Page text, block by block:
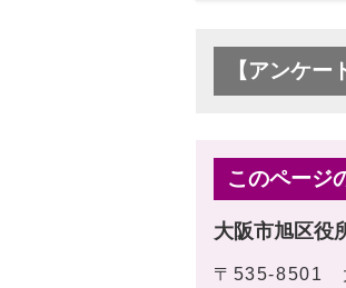
【アンケ
このページ
大阪市旭区役
〒535-8501